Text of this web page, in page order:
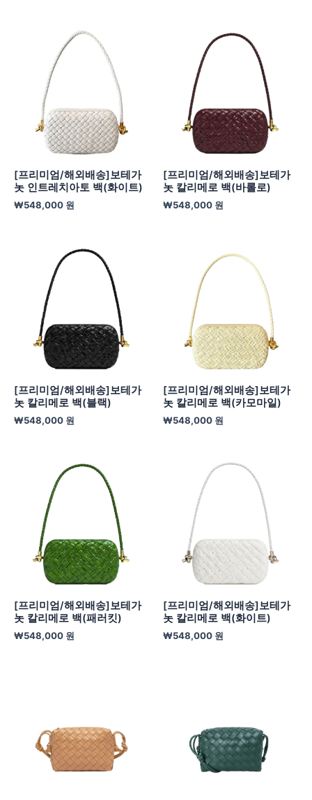
[프리미엄/해외배송]보테가
놋 인트레치아토 백(화이트)
₩548,000 원
[프리미엄/해외배송]보테가
놋 칼리메로 백(바롤로)
₩548,000 원
[프리미엄/해외배송]보테가
놋 칼리메로 백(블랙)
₩548,000 원
[프리미엄/해외배송]보테가
놋 칼리메로 백(카모마일)
₩548,000 원
[프리미엄/해외배송]보테가
놋 칼리메로 백(패러킷)
₩548,000 원
[프리미엄/해외배송]보테가
놋 칼리메로 백(화이트)
₩548,000 원